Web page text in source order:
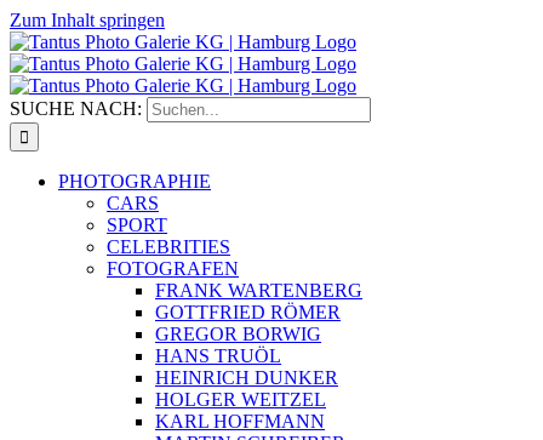
Zum Inhalt springen
SUCHE NACH:
PHOTOGRAPHIE
CARS
SPORT
CELEBRITIES
FOTOGRAFEN
FRANK WARTENBERG
GOTTFRIED RÖMER
GREGOR BORWIG
HANS TRUÖL
HEINRICH DUNKER
HOLGER WEITZEL
KARL HOFFMANN